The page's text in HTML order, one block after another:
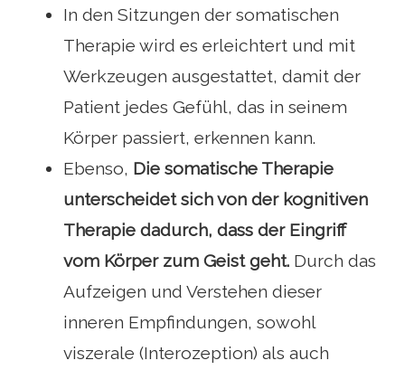
In den Sitzungen der somatischen
Therapie wird es erleichtert und mit
Werkzeugen ausgestattet, damit der
Patient jedes Gefühl, das in seinem
Körper passiert, erkennen kann.
Ebenso, Die somatische Therapie
unterscheidet sich von der kognitiven
Therapie dadurch, dass der Eingriff
vom Körper zum Geist geht. Durch das
Aufzeigen und Verstehen dieser
inneren Empfindungen, sowohl
viszerale (Interozeption) als auch